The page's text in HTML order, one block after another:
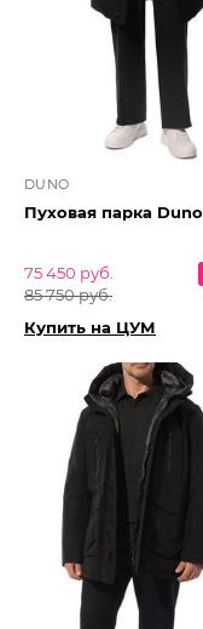
DUNO
Пуховая парка Duno
75 450 руб.
85 750 руб.
Купить на ЦУМ